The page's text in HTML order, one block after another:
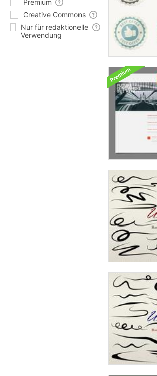
Premium
Creative Commons
Nur für redaktionelle
Verwendung